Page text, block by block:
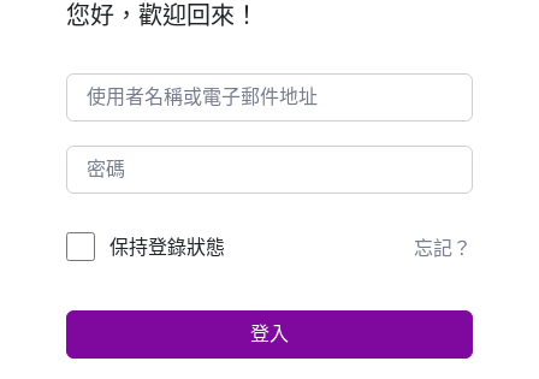
您好，歡迎回來！
保持登錄狀態 忘記？
登入